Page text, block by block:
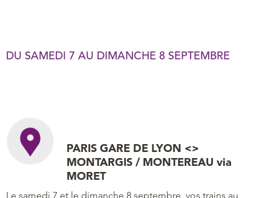
DU SAMEDI 7 AU DIMANCHE 8 SEPTEMBRE
PARIS GARE DE LYON <>
MONTARGIS / MONTEREAU via
MORET
Le samedi 7 et le dimanche 8 septembre, vos trains au